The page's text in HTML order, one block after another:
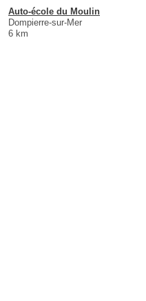
Auto-école du Moulin
Dompierre-sur-Mer
6 km